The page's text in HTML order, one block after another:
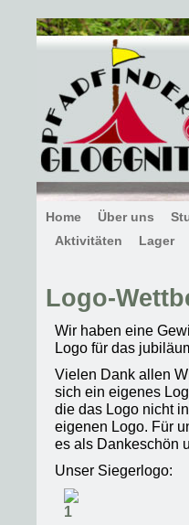
Home Über uns
Aktivitäten
Lager
Logo-
Wir haben eine
Logo für das
Vielen Dank allen
sich ein eigenes
die das Logo nicht
eigenen Logo. Für
es als Dankeschön
Unser Siegerlogo: